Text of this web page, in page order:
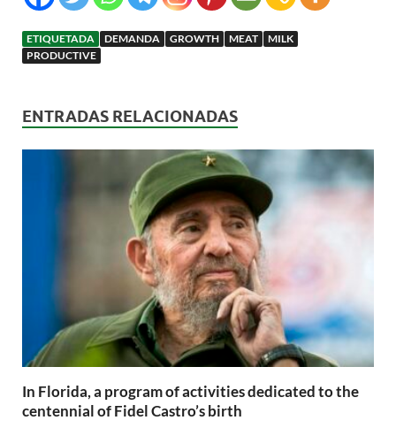
ETIQUETADA DEMANDA GROWTH MEAT
MILK
PRODUCTIVE
ENTRADAS RELACIONADAS
In Florida, a program of activities dedicated to the
centennial of Fidel Castro’s birth